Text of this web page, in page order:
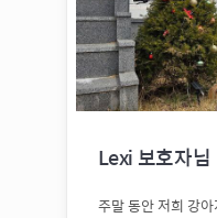
Lexi 보호자님
주말 동안 저희 강